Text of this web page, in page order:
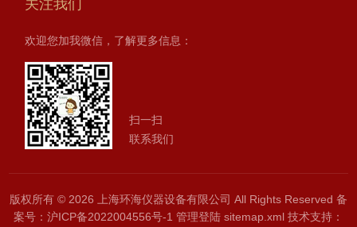
关注我们
欢迎您加我微信，了解更多信息：
扫一扫
联系我们
版权所有 © 2026 上海环海仪器设备有限公司 All Rights Reserved 备
案号：沪ICP备2022004556号-1 管理登陆 sitemap.xml 技术支持：